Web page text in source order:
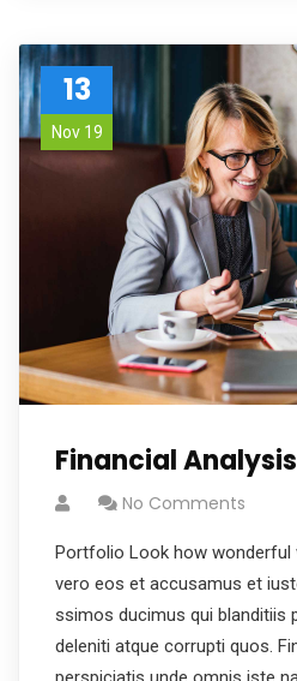
13
Nov 19
Financial Analysis
No Comments
Portfolio Look how wonderful
vero eos et accusamus et
ssimos ducimus qui blanditiis
deleniti atque corrupti quos.